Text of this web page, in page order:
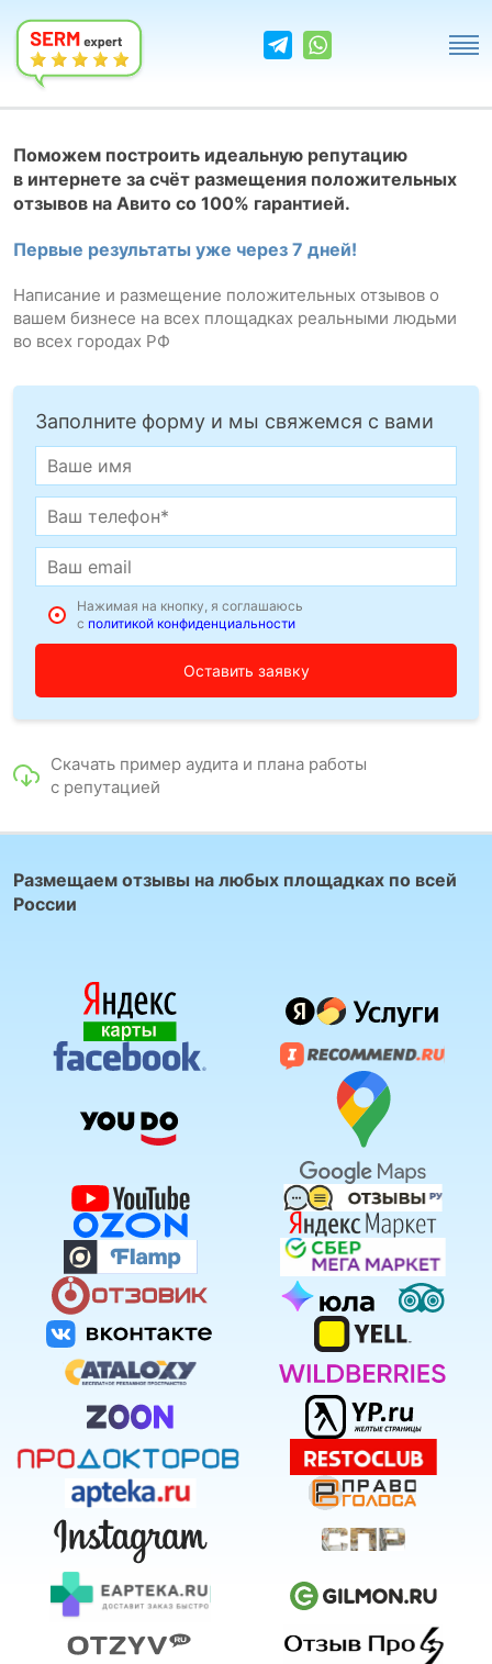
Поможем построить идеальную репутацию
в интернете за счёт размещения положительных
отзывов на Авито со 100% гарантией.
Первые результаты уже через 7 дней!
Написание и размещение положительных отзывов о
вашем бизнесе на всех площадках реальными людьми
во всех городах РФ
Заполните форму и мы свяжемся с вами
Нажимая на кнопку, я соглашаюсь
с политикой конфиденциальности
Скачать пример аудита и плана работы
с репутацией
Размещаем отзывы на любых площадках по всей
России